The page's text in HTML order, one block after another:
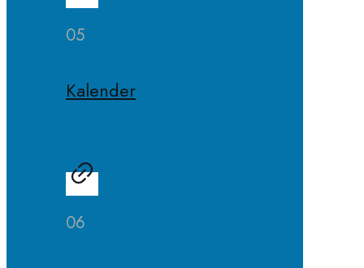
05
Kalender
06